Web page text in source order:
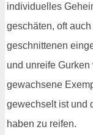
individuelles
geschäten, oft
geschnittenen
und unreife
gewachsene
gewechselt ist und
haben zu reifen.